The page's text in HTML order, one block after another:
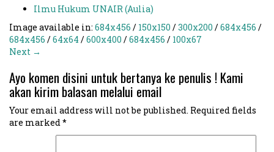
Ilmu Hukum UNAIR (Aulia)
Image available in: 684x456 / 150x150 /300x200 /684x456 /
684x456 /64x64 /600x400 /684x456 / 100x67
Next →
Ayo komen disini untuk bertanya ke penulis ! Kami
akan kirim balasan melalui email
Your email address will not be published. Required fields
are marked*